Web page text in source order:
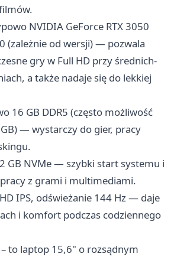
NVIDIA GeForce RTX 3050
(zależnie od wersji) — pozwala
gry w Full HD przy średnich-
a także nadaje się do lekkiej
16 GB DDR5 (często możliwość
— wystarczy do gier, pracy
GB NVMe — szybki start systemu i
z grami i multimediami.
IPS, odświeżanie 144 Hz — daje
i komfort podczas codziennego
to laptop 15,6" o rozsądnym